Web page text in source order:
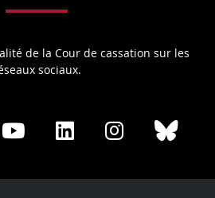
de la Cour de cassation sur les
sociaux.
Share
Youtube
Share
LinkedIn
Share
Instagram